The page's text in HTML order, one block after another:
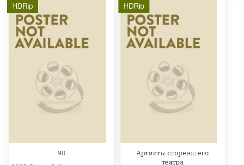
HDRip
90
HDRip
Артисты сгоревшего
театра